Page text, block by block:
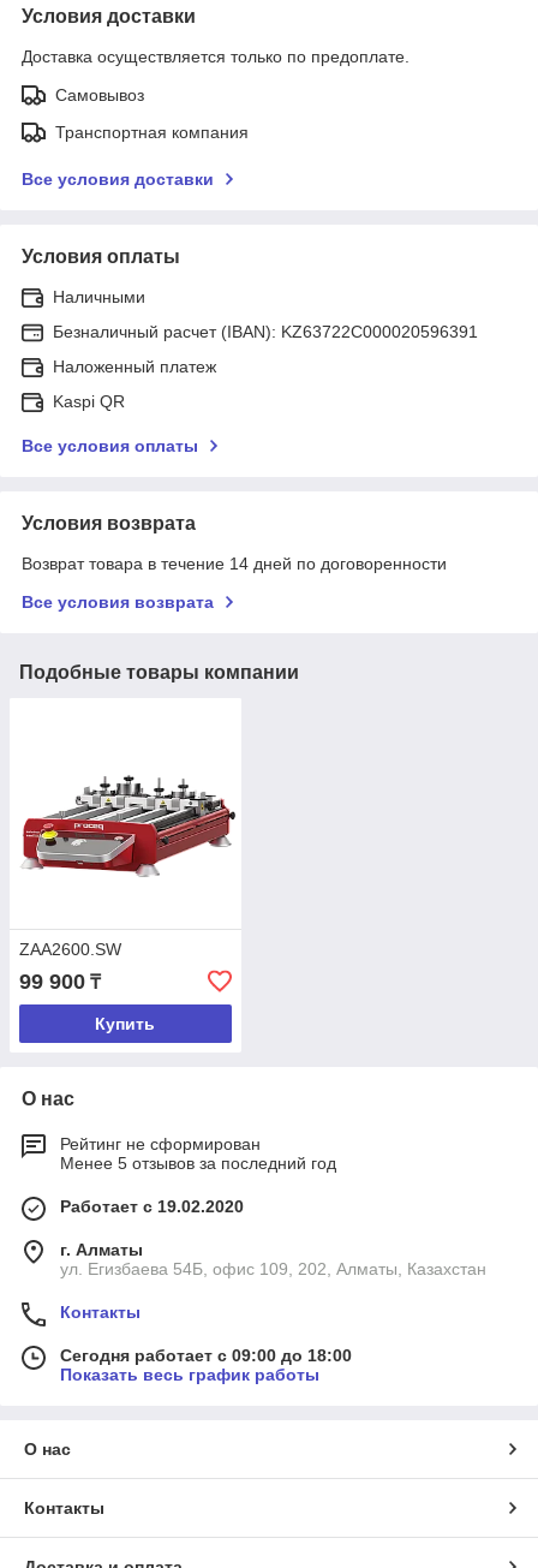
Условия доставки
Доставка осуществляется только по предоплате.
Самовывоз
Транспортная компания
Все условия доставки
Условия оплаты
Наличными
Безналичный расчет (IBAN): KZ63722C000020596391
Наложенный платеж
Kaspi QR
Все условия оплаты
Условия возврата
Возврат товара в течение 14 дней по договоренности
Все условия возврата
Подобные товары компании
ZAA2600.SW
99 900 ₸
Купить
О нас
Рейтинг не сформирован
Менее 5 отзывов за последний год
Работает с 19.02.2020
г. Алматы
ул. Егизбаева 54Б, офис 109, 202, Алматы, Казахстан
Контакты
Сегодня работает с 09:00 до 18:00
Показать весь график работы
О нас
Контакты